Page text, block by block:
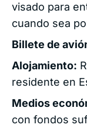
visado para
cuando sea
Billete de
Alojamiento:
residente en
Medios
con fondos